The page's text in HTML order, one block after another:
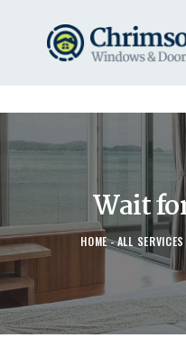
Wait
HOME ALL SERVICES
HOME
REQUEST A
DOORS
STORE
ABOUT